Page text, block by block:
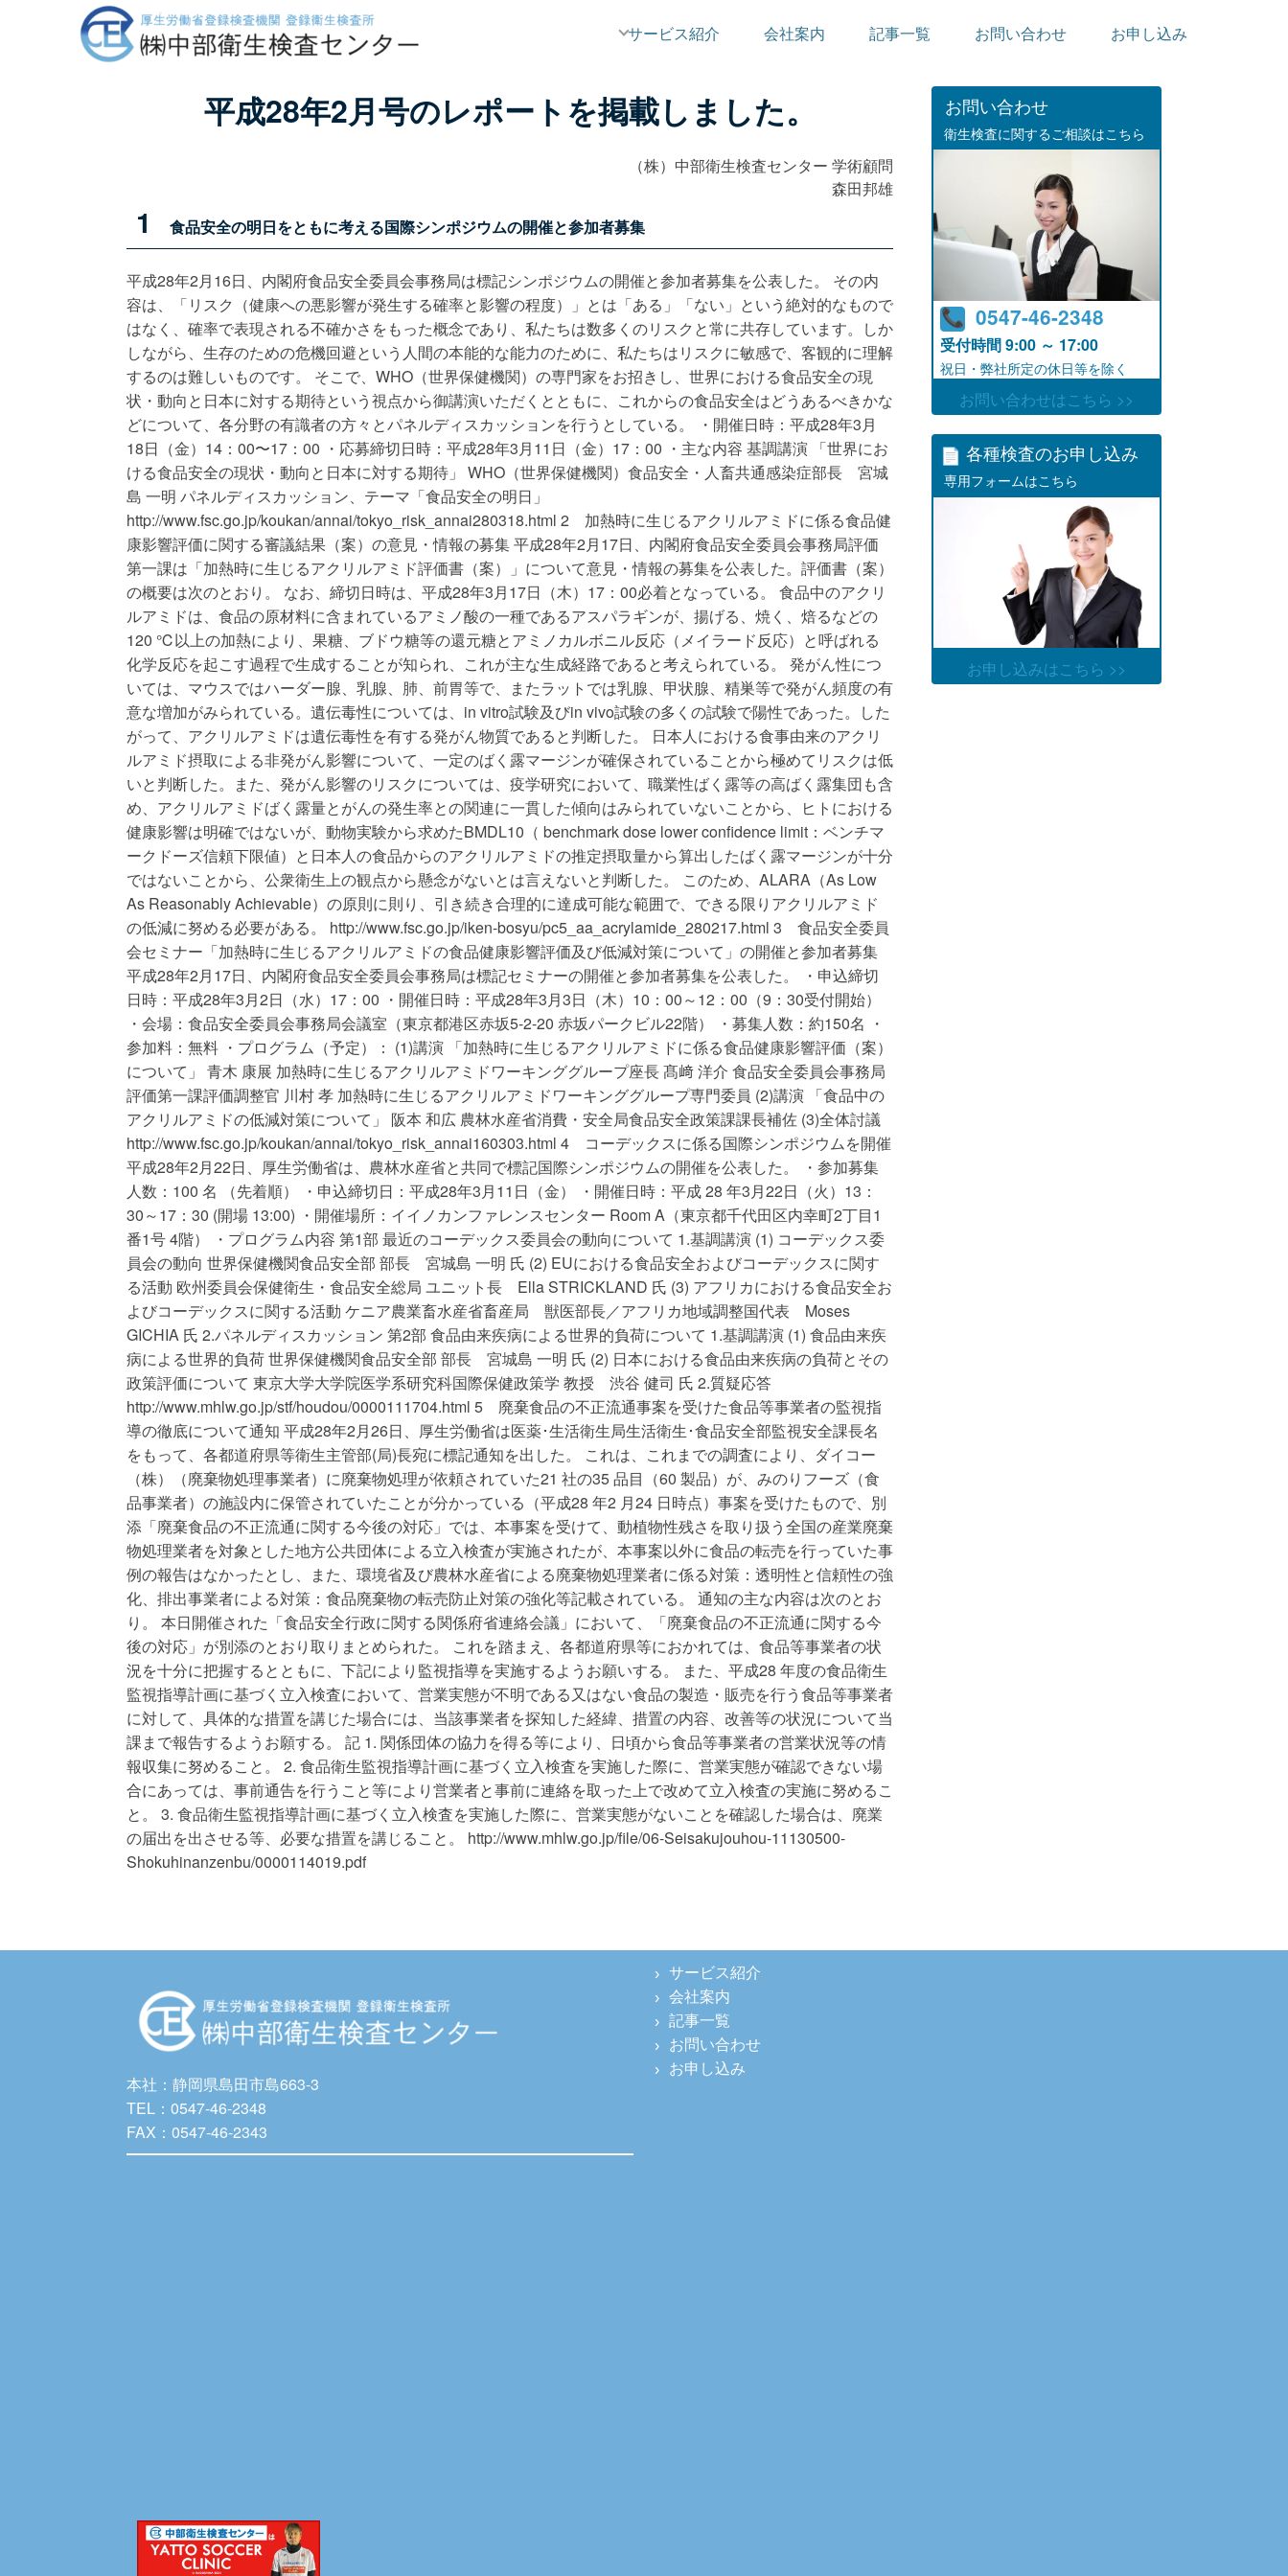
サービス紹介 会社案内 記事一覧 お問い合わせ お申し込み
平成28年2月号のレポートを掲載しました。
（株）中部衛生検査センター 学術顧問
森田邦雄
1 食品安全の明日をともに考える国際シンポジウムの開催と参加者募集
平成28年2月16日、内閣府食品安全委員会事務局は標記シンポジウムの開催と参加者募集を公表した。 その内
容は、「リスク（健康への悪影響が発生する確率と影響の程度）」とは「ある」「ない」という絶対的なもので
はなく、確率で表現される不確かさをもった概念であり、私たちは数多くのリスクと常に共存しています。しか
しながら、生存のための危機回避という人間の本能的な能力のために、私たちはリスクに敏感で、客観的に理解
するのは難しいものです。 そこで、WHO（世界保健機関）の専門家をお招きし、世界における食品安全の現
状・動向と日本に対する期待という視点から御講演いただくとともに、これからの食品安全はどうあるべきかな
どについて、各分野の有識者の方々とパネルディスカッションを行うとしている。 ・開催日時：平成28年3月
18日（金）14：00〜17：00 ・応募締切日時：平成28年3月11日（金）17：00 ・主な内容 基調講演 「世界にお
ける食品安全の現状・動向と日本に対する期待」 WHO（世界保健機関）食品安全・人畜共通感染症部長 宮城
島 一明 パネルディスカッション、テーマ「食品安全の明日」
http://www.fsc.go.jp/koukan/annai/tokyo_risk_annai280318.html 2 加熱時に生じるアクリルアミドに係る食品健
康影響評価に関する審議結果（案）の意見・情報の募集 平成28年2月17日、内閣府食品安全委員会事務局評価
第一課は「加熱時に生じるアクリルアミド評価書（案）」について意見・情報の募集を公表した。評価書（案）
の概要は次のとおり。 なお、締切日時は、平成28年3月17日（木）17：00必着となっている。 食品中のアクリ
ルアミドは、食品の原材料に含まれているアミノ酸の一種であるアスパラギンが、揚げる、焼く、焙るなどの
120 ℃以上の加熱により、果糖、ブドウ糖等の還元糖とアミノカルボニル反応（メイラード反応）と呼ばれる
化学反応を起こす過程で生成することが知られ、これが主な生成経路であると考えられている。 発がん性につ
いては、マウスではハーダー腺、乳腺、肺、前胃等で、またラットでは乳腺、甲状腺、精巣等で発がん頻度の有
意な増加がみられている。遺伝毒性については、in vitro試験及びin vivo試験の多くの試験で陽性であった。した
がって、アクリルアミドは遺伝毒性を有する発がん物質であると判断した。 日本人における食事由来のアクリ
ルアミド摂取による非発がん影響について、一定のばく露マージンが確保されていることから極めてリスクは低
いと判断した。また、発がん影響のリスクについては、疫学研究において、職業性ばく露等の高ばく露集団も含
め、アクリルアミドばく露量とがんの発生率との関連に一貫した傾向はみられていないことから、ヒトにおける
健康影響は明確ではないが、動物実験から求めたBMDL10（ benchmark dose lower confidence limit：ベンチマ
ークドーズ信頼下限値）と日本人の食品からのアクリルアミドの推定摂取量から算出したばく露マージンが十分
ではないことから、公衆衛生上の観点から懸念がないとは言えないと判断した。 このため、ALARA（As Low
As Reasonably Achievable）の原則に則り、引き続き合理的に達成可能な範囲で、できる限りアクリルアミド
の低減に努める必要がある。 http://www.fsc.go.jp/iken-bosyu/pc5_aa_acrylamide_280217.html 3 食品安全委員
会セミナー「加熱時に生じるアクリルアミドの食品健康影響評価及び低減対策について」の開催と参加者募集
平成28年2月17日、内閣府食品安全委員会事務局は標記セミナーの開催と参加者募集を公表した。 ・申込締切
日時：平成28年3月2日（水）17：00 ・開催日時：平成28年3月3日（木）10：00～12：00（9：30受付開始）
・会場：食品安全委員会事務局会議室（東京都港区赤坂5-2-20 赤坂パークビル22階） ・募集人数：約150名 ・
参加料：無料 ・プログラム（予定）： (1)講演 「加熱時に生じるアクリルアミドに係る食品健康影響評価（案）
について」 青木 康展 加熱時に生じるアクリルアミドワーキンググループ座長 髙﨑 洋介 食品安全委員会事務局
評価第一課評価調整官 川村 孝 加熱時に生じるアクリルアミドワーキンググループ専門委員 (2)講演 「食品中の
アクリルアミドの低減対策について」 阪本 和広 農林水産省消費・安全局食品安全政策課課長補佐 (3)全体討議
http://www.fsc.go.jp/koukan/annai/tokyo_risk_annai160303.html 4 コーデックスに係る国際シンポジウムを開催
平成28年2月22日、厚生労働省は、農林水産省と共同で標記国際シンポジウムの開催を公表した。 ・参加募集
人数：100 名 （先着順） ・申込締切日：平成28年3月11日（金） ・開催日時：平成 28 年3月22日（火）13：
30～17：30 (開場 13:00) ・開催場所：イイノカンファレンスセンター Room A（東京都千代田区内幸町2丁目1
番1号 4階） ・プログラム内容 第1部 最近のコーデックス委員会の動向について 1.基調講演 (1) コーデックス委
員会の動向 世界保健機関食品安全部 部長 宮城島 一明 氏 (2) EUにおける食品安全およびコーデックスに関す
る活動 欧州委員会保健衛生・食品安全総局 ユニット長 Ella STRICKLAND 氏 (3) アフリカにおける食品安全お
よびコーデックスに関する活動 ケニア農業畜水産省畜産局 獣医部長／アフリカ地域調整国代表 Moses
GICHIA 氏 2.パネルディスカッション 第2部 食品由来疾病による世界的負荷について 1.基調講演 (1) 食品由来疾
病による世界的負荷 世界保健機関食品安全部 部長 宮城島 一明 氏 (2) 日本における食品由来疾病の負荷とその
政策評価について 東京大学大学院医学系研究科国際保健政策学 教授 渋谷 健司 氏 2.質疑応答
http://www.mhlw.go.jp/stf/houdou/0000111704.html 5 廃棄食品の不正流通事案を受けた食品等事業者の監視指
導の徹底について通知 平成28年2月26日、厚生労働省は医薬･生活衛生局生活衛生･食品安全部監視安全課長名
をもって、各都道府県等衛生主管部(局)長宛に標記通知を出した。 これは、これまでの調査により、ダイコー
（株）（廃棄物処理事業者）に廃棄物処理が依頼されていた21 社の35 品目（60 製品）が、みのりフーズ（食
品事業者）の施設内に保管されていたことが分かっている（平成28 年2 月24 日時点）事案を受けたもので、別
添「廃棄食品の不正流通に関する今後の対応」では、本事案を受けて、動植物性残さを取り扱う全国の産業廃棄
物処理業者を対象とした地方公共団体による立入検査が実施されたが、本事案以外に食品の転売を行っていた事
例の報告はなかったとし、また、環境省及び農林水産省による廃棄物処理業者に係る対策：透明性と信頼性の強
化、排出事業者による対策：食品廃棄物の転売防止対策の強化等記載されている。 通知の主な内容は次のとお
り。 本日開催された「食品安全行政に関する関係府省連絡会議」において、「廃棄食品の不正流通に関する今
後の対応」が別添のとおり取りまとめられた。 これを踏まえ、各都道府県等におかれては、食品等事業者の状
況を十分に把握するとともに、下記により監視指導を実施するようお願いする。 また、平成28 年度の食品衛生
監視指導計画に基づく立入検査において、営業実態が不明である又はない食品の製造・販売を行う食品等事業者
に対して、具体的な措置を講じた場合には、当該事業者を探知した経緯、措置の内容、改善等の状況について当
課まで報告するようお願する。 記 1. 関係団体の協力を得る等により、日頃から食品等事業者の営業状況等の情
報収集に努めること。 2. 食品衛生監視指導計画に基づく立入検査を実施した際に、営業実態が確認できない場
合にあっては、事前通告を行うこと等により営業者と事前に連絡を取った上で改めて立入検査の実施に努めるこ
と。 3. 食品衛生監視指導計画に基づく立入検査を実施した際に、営業実態がないことを確認した場合は、廃業
の届出を出させる等、必要な措置を講じること。 http://www.mhlw.go.jp/file/06-Seisakujouhou-11130500-
Shokuhinanzenbu/0000114019.pdf
お問い合わせ
衛生検査に関するご相談はこちら
0547-46-2348
受付時間9:00 ～ 17:00
祝日・弊社所定の休日等を除く
お問い合わせはこちら >>
各種検査のお申し込み
専用フォームはこちら
お申し込みはこちら >>
本社：静岡県島田市島663-3
TEL：0547-46-2348
FAX：0547-46-2343
サービス紹介
会社案内
記事一覧
お問い合わせ
お申し込み